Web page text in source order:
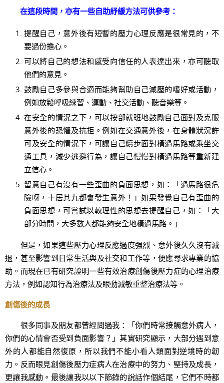
在這段時間，亦有一些自助紓緩方法可供參考：
提醒自己，意外後有短暫的壓力心理反應是很常見的，不
要過份擔心。
可以將自己的想法和感受向信任的人表達出來，亦可聽取
他們的意見。
鼓勵自己多參與合適而能夠幫助自己減壓的嗜好或活動，
例如放鬆呼吸練習、運動、社交活動、聽音樂等。
在安全的情況之下，可以按部就班地鼓勵自己面對及克服
意外後的恐懼及抗拒。例如在交通意外後，在身體狀況許
可及安全的情況下，可讓自己續步面對橫過馬路或乘坐交
通工具，減少逃避行為，讓自己慢慢對橫過馬路等重新建
立信心。
留意自己有沒有一些歪曲的負面思想，如：「過馬路很危
險呀，十居其九都會發生意外！」如果發覺自己有歪曲的
負面思想，可嘗試以較理性的思想去提醒自己，如：「大
部分時間，大多數人都能夠安全地橫過馬路。」
但是，如果這些壓力心理反應過度强烈、意外後久久沒有減
退，甚至影響到日常生活與及社交和工作等，便應尋求專業的協
助。而現在已有研究證明一些有效治療創傷後壓力症的心理治療
方法，例如認知行為治療法及眼動減敏重整治療法等。
創傷後的成長
很多同事及朋友都曾經問過我：「你們時常接觸意外病人，
你們的心情會否受到負面影響？」其實研究顯示，大部分遇到意
外的人都能自然復原，所以我們不能小看人類面對逆境時的韌
力。反而眼見創傷後壓力症病人在治療中的努力、堅持及成長，
更讓我感動。最後讓我以以下節錄的說話作個結尾，它們不時都